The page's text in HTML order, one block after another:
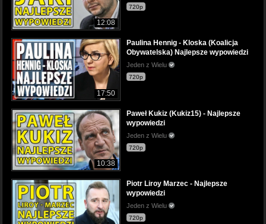
12:08
720p
17:50
Paulina Hennig - Kloska (Koalicja
Obywatelska) Najlepsze wypowiedzi
Jeden z Wielu
720p
10:38
Paweł Kukiz (Kukiz15) - Najlepsze
wypowiedzi
Jeden z Wielu
720p
Piotr Liroy Marzec - Najlepsze
wypowiedzi
Jeden z Wielu
720p